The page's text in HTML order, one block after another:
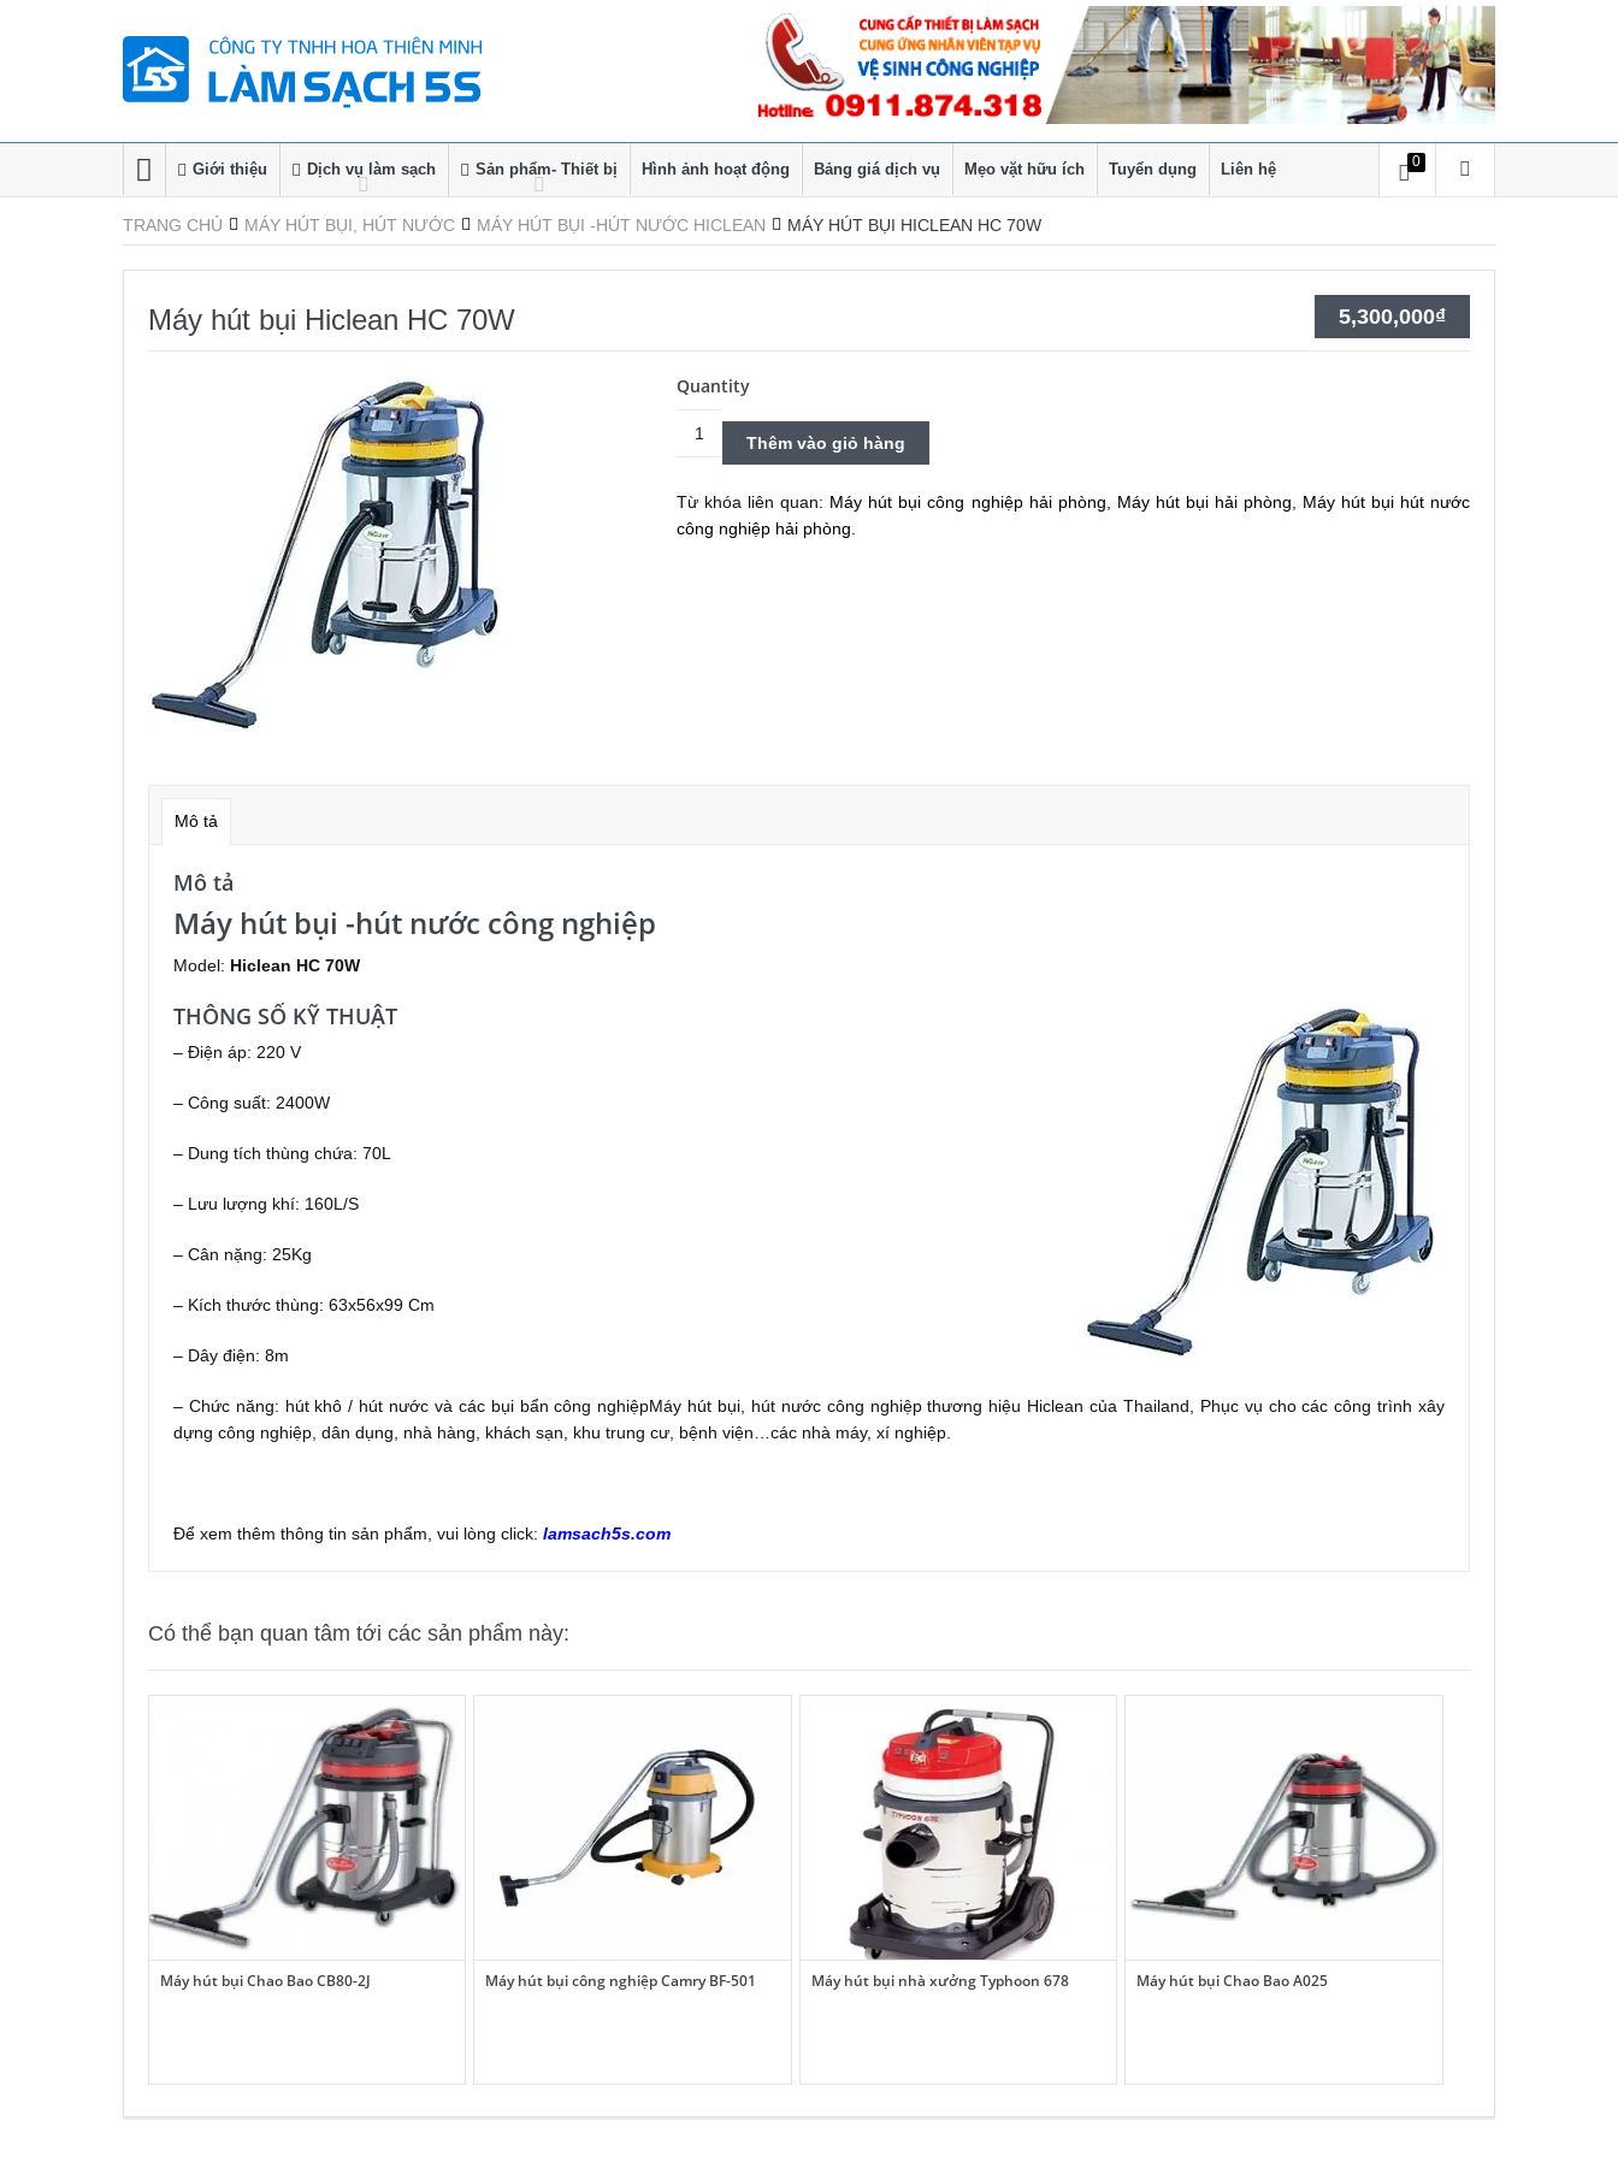
Giới thiệu Dịch vụ làm sạch Sản phẩm- Thiết bị Hình ảnh hoạt động Bảng giá dịch vụ Mẹo vặt hữu ích Tuyển dụng Liên hệ 0
TRANG CHỦ MÁY HÚT BỤI, HÚT NƯỚC MÁY HÚT BỤI -HÚT NƯỚC HICLEAN MÁY HÚT BỤI HICLEAN HC 70W
Máy hút bụi Hiclean HC 70W 5,300,000₫
Quantity
Hiclean
HC
Thêm vào giỏ hàng
Từ khóa liên quan: Máy hút bụi công nghiệp hải phòng Máy hút bụi hải phòng
Máy hút bụi hút nước
công nghiệp hải phòng
Mô tả
Mô tả
Máy hút bụi -hút nước công nghiệp
Model: Hiclean HC 70W
THÔNG SỐ KỸ THUẬT
– Điện áp: 220 V
– Công suất: 2400W
– Dung tích thùng chứa: 70L
– Lưu lượng khí: 160L/S
– Cân nặng: 25Kg
– Kích thước thùng: 63x56x99 Cm
– Dây điện: 8m
– Chức năng: hút khô / hút nước và các bụi bẩn công nghiệpMáy hút bụi, hút nước công nghiệp thương hiệu Hiclean của Thailand, Phục vụ cho các công trình xây
dựng công nghiệp, dân dụng, nhà hàng, khách sạn, khu trung cư, bệnh viện…các nhà máy, xí nghiệp.
Để xem thêm thông tin sản phẩm, vui lòng click: lamsach5s.com
Có thể bạn quan tâm tới các sản phẩm này:
Máy hút bụi Chao Bao CB80-2J Máy hút bụi công nghiệp Camry BF-501 Máy hút bụi nhà xưởng Typhoon 678 Máy hút bụi Chao Bao A025